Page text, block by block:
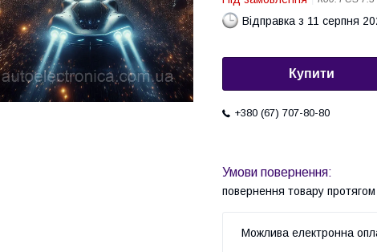
Відправка з 11 серпня
Купити
+380 (67) 707-80-80
повернення товару протягом